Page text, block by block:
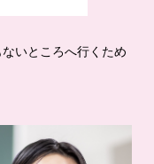
いところへ行くため